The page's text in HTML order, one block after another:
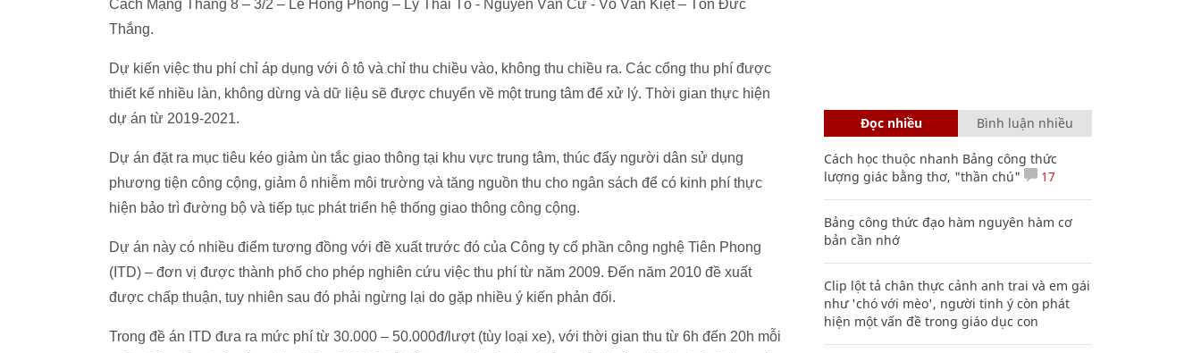
Cách Mạng Tháng 8 – 3/2 – Lê Hồng Phong – Lý Thái Tổ - Nguyễn Văn Cừ - Võ Văn Kiệt – Tôn Đức
Thắng.
Dự kiến việc thu phí chỉ áp dụng với ô tô và chỉ thu chiều vào, không thu chiều ra. Các cổng thu phí được
thiết kế nhiều làn, không dừng và dữ liệu sẽ được chuyển về một trung tâm để xử lý. Thời gian thực hiện
dự án từ 2019-2021.
Dự án đặt ra mục tiêu kéo giảm ùn tắc giao thông tại khu vực trung tâm, thúc đẩy người dân sử dụng
phương tiện công cộng, giảm ô nhiễm môi trường và tăng nguồn thu cho ngân sách để có kinh phí thực
hiện bảo trì đường bộ và tiếp tục phát triển hệ thống giao thông công cộng.
Dự án này có nhiều điểm tương đồng với đề xuất trước đó của Công ty cổ phần công nghệ Tiên Phong
(ITD) – đơn vị được thành phố cho phép nghiên cứu việc thu phí từ năm 2009. Đến năm 2010 đề xuất
được chấp thuận, tuy nhiên sau đó phải ngừng lại do gặp nhiều ý kiến phản đối.
Trong đề án ITD đưa ra mức phí từ 30.000 – 50.000đ/lượt (tùy loại xe), với thời gian thu từ 6h đến 20h mỗi
Đọc nhiều Bình luận nhiều
Cách học thuộc nhanh Bảng công thức
lượng giác bằng thơ, "thần chú"
17
Bảng công thức đạo hàm nguyên hàm cơ
bản cần nhớ
Clip lột tả chân thực cảnh anh trai và em gái
như 'chó với mèo', người tinh ý còn phát
hiện một vấn đề trong giáo dục con